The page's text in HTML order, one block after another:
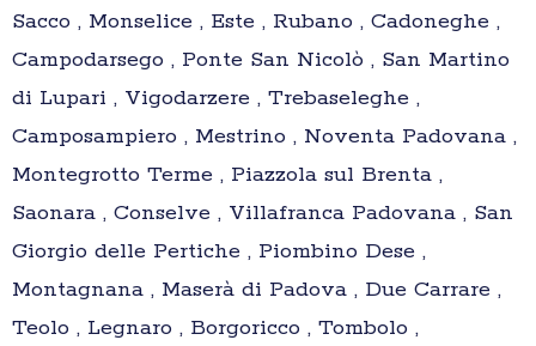
Sacco , Monselice , Este , Rubano , Cadoneghe ,
Campodarsego , Ponte San Nicolò , San Martino
di Lupari , Vigodarzere , Trebaseleghe ,
Camposampiero , Mestrino , Noventa Padovana ,
Montegrotto Terme , Piazzola sul Brenta ,
Saonara , Conselve , Villafranca Padovana , San
Giorgio delle Pertiche , Piombino Dese ,
Montagnana , Maserà di Padova , Due Carrare ,
Teolo , Legnaro , Borgoricco , Tombolo ,